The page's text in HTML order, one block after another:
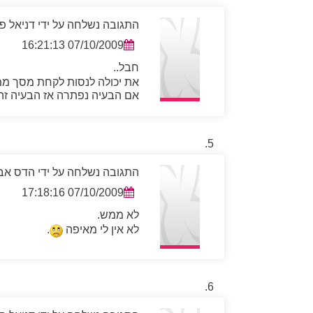
התגובה נשלחה על ידי דניאל
07/10/2009 16:21:13
חבל..
את יכולה לנסות לקחת מסך
אם הבעיה נפתרה אז הבעיה
התגובה נשלחה על ידי הדס
07/10/2009 17:18:16
לא ממש.
לא אין לי מאיפה
.